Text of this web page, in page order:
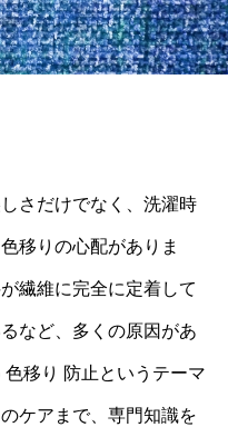
さだけでなく、洗濯時
移りの心配がありま
繊維に完全に定着して
など、多くの原因があ
移り 防止というテーマ
ケアまで、専門知識を